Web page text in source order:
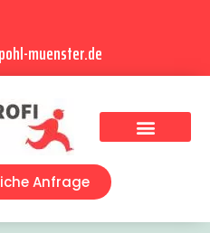
muenster.de
Anfrage